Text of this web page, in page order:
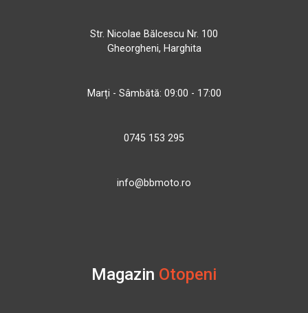
Str. Nicolae Bălcescu Nr. 100
Gheorgheni, Harghita
Marți - Sâmbătă: 09:00 - 17:00
0745 153 295
info@bbmoto.ro
Magazin Otopeni